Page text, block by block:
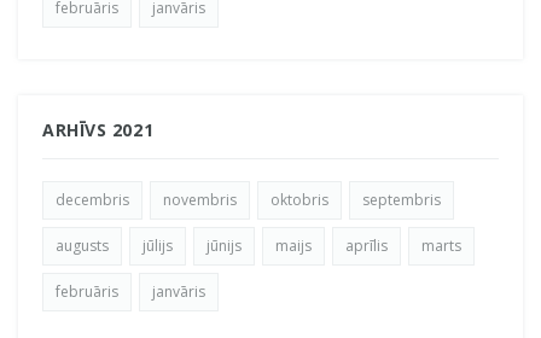
februāris janvāris
ARHĪVS 2021
decembris novembris oktobris septembris
augusts jūlijs jūnijs maijs aprīlis marts
februāris janvāris